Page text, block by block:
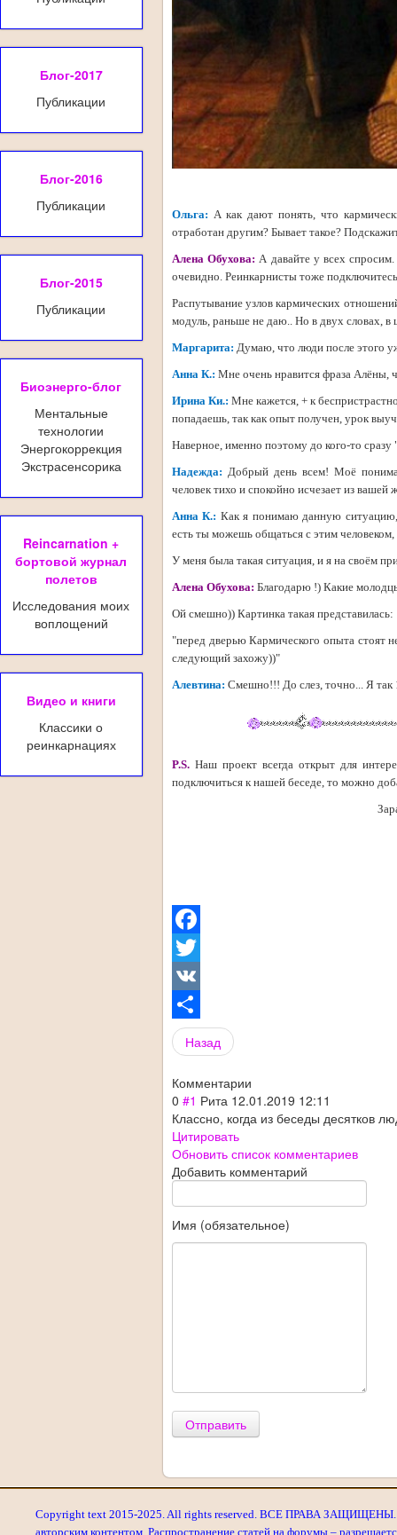
Блог-2017
Публикации
Блог-2016
Публикации
Блог-2015
Публикации
Биоэнерго-блог
Ментальные
технологии
Энергокоррекция
Экстрасенсорика
Reincarnation +
бортовой журнал
полетов
Исследования моих
воплощений
Видео и книги
Классики о
реинкарнациях
Ольга: А как дают понять, что
отработан другим? Бывает такое?
Алена Обухова:А давайте у всех
очевидно. Реинкарнисты тоже
Распутывание узлов кармических
модуль, раньше не даю.. Но в двух словах,
Маргарита: Думаю, что люди после этого
Анна К.: Мне очень нравится фраза Алёны,
Ирина Ки.: Мне кажется, + к
попадаешь, так как опыт получен, урок
Наверное, именно поэтому до кого-то
Надежда: Добрый день всем! Моё
человек тихо и спокойно исчезает из вашей
Анна К.: Как я понимаю данную ситуацию,
есть ты можешь общаться с этим
У меня была такая ситуация, и я на своём
Алена Обухова: Благодарю !) Какие
Ой смешно)) Картинка такая представилась:
"перед дверью Кармического опыта стоят
следующий захожу))"
Алевтина: Смешно!!! До слез, точно... Я так
P.S.Наш проект всегда открыт для
подключиться к нашей беседе, то можно
Facebook
Twitter
VK
Share
Назад
Комментарии
0 #1 Рита 12.01.2019 12:11
Классно, когда из беседы десятков
Цитировать
Обновить список комментариев
Добавить комментарий
Имя (обязательное)
Отправить
Copyright text 2015-2025. All rights reserved. ВСЕ ПРАВА ЗАЩИЩЕНЫ.
авторским контентом. Распространение статей на форумы –